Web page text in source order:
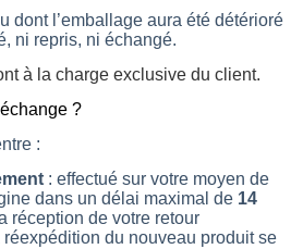
dont l’emballage aura été détérioré
ni repris, ni échangé.
à la charge exclusive du client.
?
:
: effectué sur votre moyen de
dans un délai maximal de 14
réception de votre retour
du nouveau produit se